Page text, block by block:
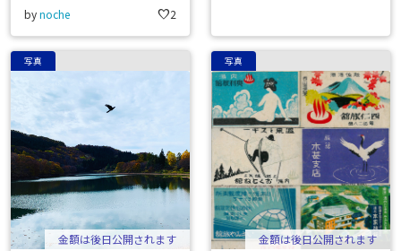
bynoche favorite2
写真
金額は後日公開されます
写真
金額は後日公開されます